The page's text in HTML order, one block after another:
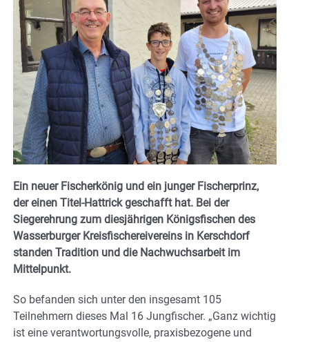
Ein neuer Fischerkönig und ein junger Fischerprinz,
der einen Titel-Hattrick geschafft hat. Bei der
Siegerehrung zum diesjährigen Königsfischen des
Wasserburger Kreisfischereivereins in Kerschdorf
standen Tradition und die Nachwuchsarbeit im
Mittelpunkt.
So befanden sich unter den insgesamt 105
Teilnehmern dieses Mal 16 Jungfischer. „Ganz wichtig
ist eine verantwortungsvolle, praxisbezogene und